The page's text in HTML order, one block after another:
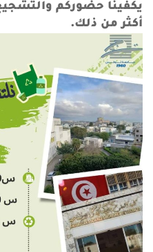
يكفينا حضوركم
أكثر من ذلك.